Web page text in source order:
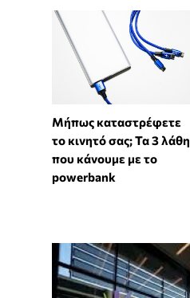
Μήπως καταστρέφετε
το κινητό σας; Τα 3 λάθη
που κάνουμε με το
powerbank